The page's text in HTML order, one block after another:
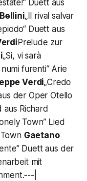
Duett aus
„Il rival salvar
Duett aus
Prelude zur
„Si, vi sarà
furenti“ Arie
Verdi„Credo
der Oper Otello
aus Richard
Town” Lied
Gaetano
Duett aus der
mit
|